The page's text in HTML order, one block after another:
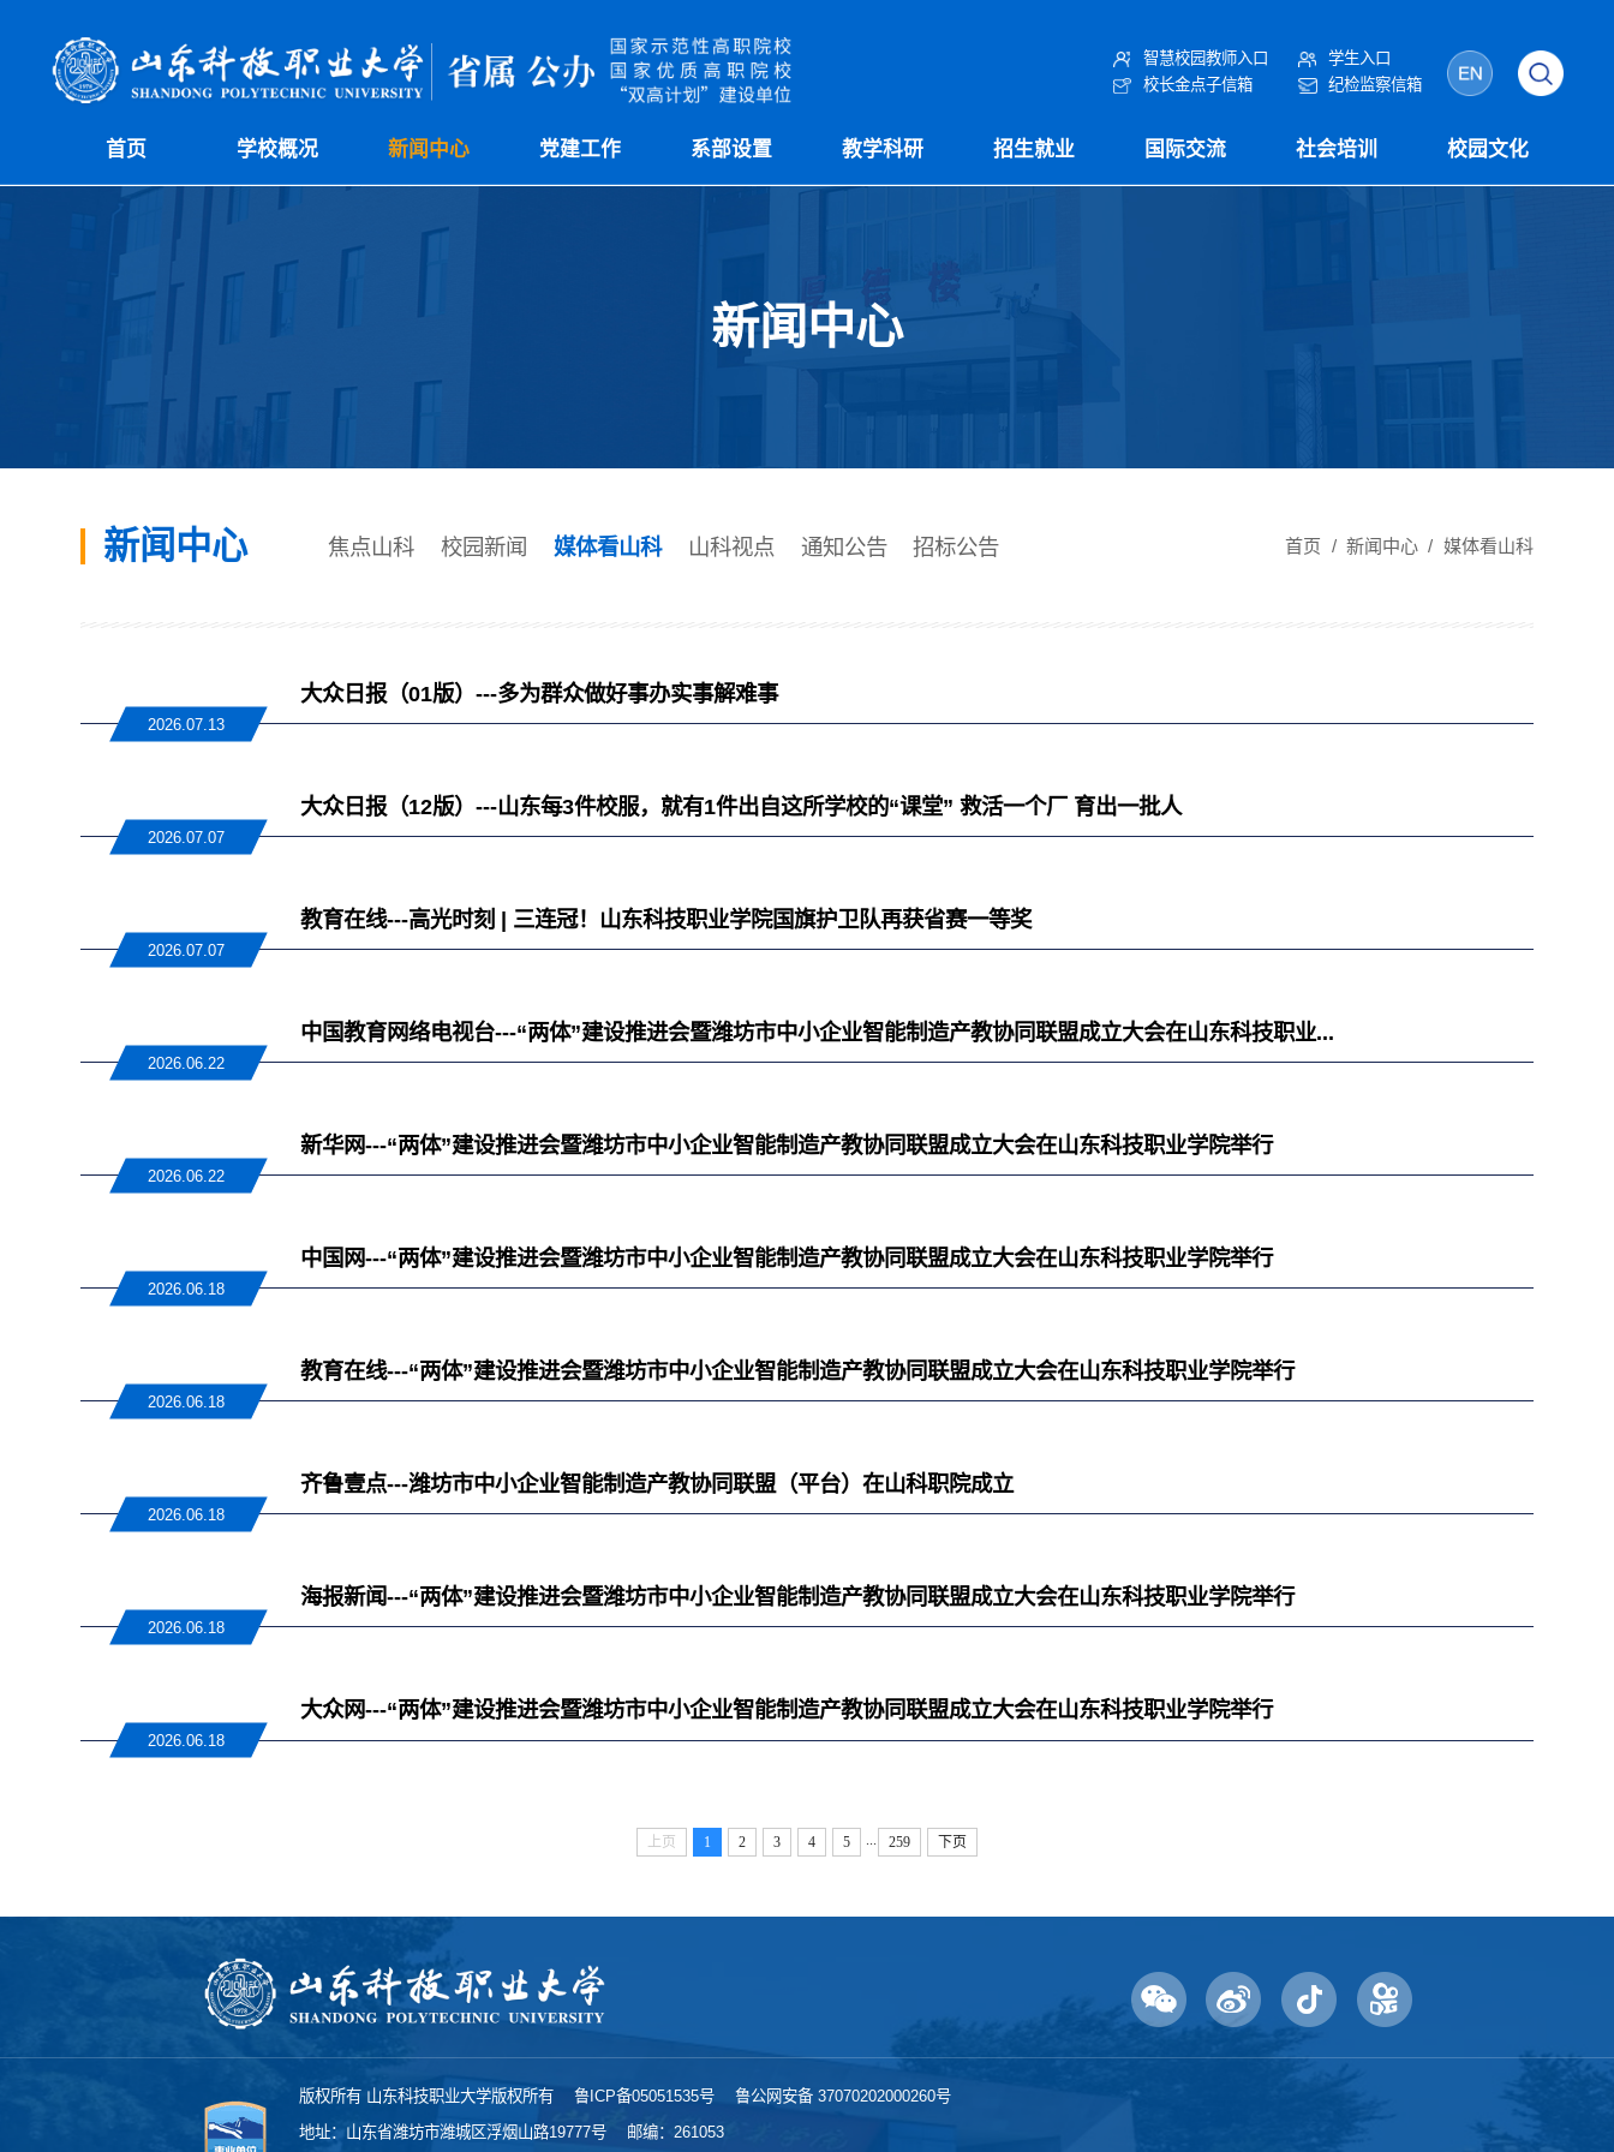
智慧校园教师入口
校长金点子信箱
学生入口
纪检监察信箱
首页 学校概况 新闻中心 党建工作 系部设置 教学科研 招生就业 国际交流 社会培训 校园文化
新闻中心
新闻中心 焦点山科 校园新闻 媒体看山科 山科视点 通知公告 招标公告 首页 / 新闻中心 / 媒体看山科
2026.07.13
大众日报（01版）---多为群众做好事办实事解难事
2026.07.07
大众日报（12版）---山东每3件校服，就有1件出自这所学校的“课堂” 救活一个厂 育出一批人
2026.07.07
教育在线---高光时刻 | 三连冠！山东科技职业学院国旗护卫队再获省赛一等奖
2026.06.22
中国教育网络电视台---“两体”建设推进会暨潍坊市中小企业智能制造产教协同联盟成立大会在山东科技职业...
2026.06.22
新华网---“两体”建设推进会暨潍坊市中小企业智能制造产教协同联盟成立大会在山东科技职业学院举行
2026.06.18
中国网---“两体”建设推进会暨潍坊市中小企业智能制造产教协同联盟成立大会在山东科技职业学院举行
2026.06.18
教育在线---“两体”建设推进会暨潍坊市中小企业智能制造产教协同联盟成立大会在山东科技职业学院举行
2026.06.18
齐鲁壹点---潍坊市中小企业智能制造产教协同联盟（平台）在山科职院成立
2026.06.18
海报新闻---“两体”建设推进会暨潍坊市中小企业智能制造产教协同联盟成立大会在山东科技职业学院举行
2026.06.18
大众网---“两体”建设推进会暨潍坊市中小企业智能制造产教协同联盟成立大会在山东科技职业学院举行
上页 1 2 3 4 5 ... 259 下页
版权所有 山东科技职业大学版权所有 鲁ICP备05051535号
鲁公网安备 37070202000260号
地址：山东省潍坊市潍城区浮烟山路19777号
邮编：261053